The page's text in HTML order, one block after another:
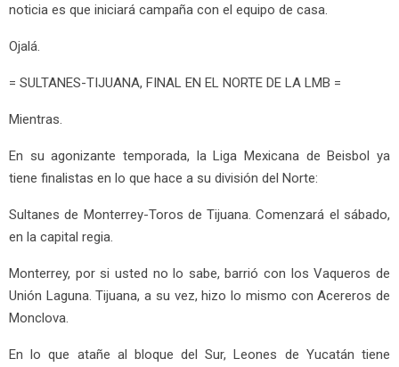
noticia es que iniciará campaña con el equipo de casa.
Ojalá.
= SULTANES-TIJUANA, FINAL EN EL NORTE DE LA LMB =
Mientras.
En su agonizante temporada, la Liga Mexicana de Beisbol ya
tiene finalistas en lo que hace a su división del Norte:
Sultanes de Monterrey-Toros de Tijuana. Comenzará el sábado,
en la capital regia.
Monterrey, por si usted no lo sabe, barrió con los Vaqueros de
Unión Laguna. Tijuana, a su vez, hizo lo mismo con Acereros de
Monclova.
En lo que atañe al bloque del Sur, Leones de Yucatán tiene